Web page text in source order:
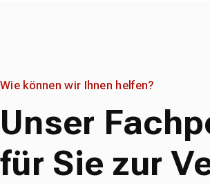
Wie können wir Ihnen helfen?
Unser
für Sie zur